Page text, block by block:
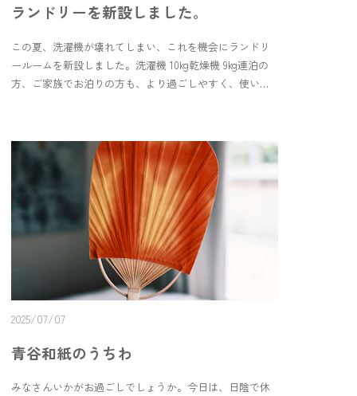
で、本人は「ありのまま」だったりするんだと思ったり
働いている頃に絵を始めたそうです。そんな中野カルマ
を営んでいた 丸さん は今、鳥取で tottori カルマ を営ん
でいます。@tottori_karma@itaromaruyamaそんな戎町に
と、丸さんが今までとても多くの人と出会い、関わって
きたことが分かります。▼ 45年の灯を次の世代へ
──tottoriカルマ戎町店の閉店を“新しい船出”に |
Campfirehttps://camp-fire.jp/projects/884031/🍳12月中
は、中野カルマでも働かれていた カルンさん の切り絵の
展示『赤井家のおいしい』が開催されています。チラシ
などを切って描かれている食卓の風景。チラシってこん
なに色がたくさんあるんだ、という驚きと、とても美味
しそうなご飯。添えられているひと言もやさしくて、な
も減ってきます。素敵な展示なので、ぜひぜひ足を運ん
でみてください、🍅🌟 tottoriカルマ @tottori_karmaラン
チ 10:00 - 14:30夜営業 要確認定休日 水・木鳥取県鳥
取市戎町116カルマはブータン語で星の意味だそうです。
ランドリーを新設しました。
この夏、洗濯機が壊れてしまい、これを機会にランドリ
ールームを新設しました。洗濯機 10kg乾燥機 9kg連泊の
方、ご家族でお泊りの方も、より過ごしやすく、使いや
うございました🌈＊＊＊This summer our washing
machine broke, so we decided it was the perfect chance to
set up a new laundry room.Washing machine: 10kgDryer:
9kgNow it’s easier and more comfortable for longer stays
and for families, too. Many thanks to Gnarly Owl in our
neighbor town Ketaka, who gave us such kind support
2025/07/07
青谷和紙のうちわ
みなさんいかがお過ごしでしょうか。今日は、日陰で休